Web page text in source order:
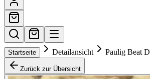
Startseite Detailansicht Paulig Beat
Zurück zur Übersicht